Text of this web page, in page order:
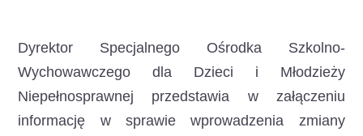
Dyrektor Specjalnego Ośrodka Szkolno-
Wychowawczego dla Dzieci i Młodzieży
Niepełnosprawnej przedstawia w załączeniu
informację w sprawie wprowadzenia zmiany